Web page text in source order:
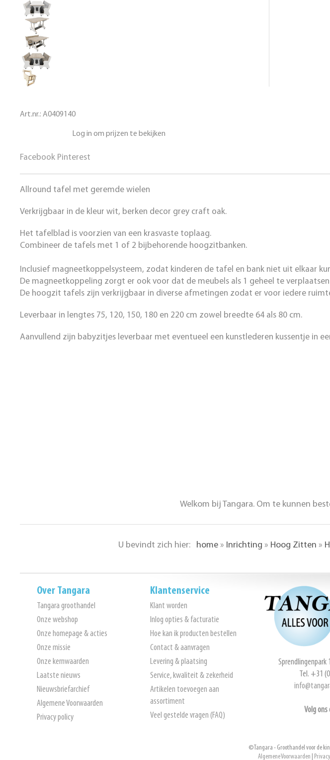
Art.nr.: A0409140
Log in om prijzen te bekijken
Facebook Pinterest
Allround tafel met geremde wielen
Verkrijgbaar in de kleur wit, berken decor grey craft oak.
Het tafelblad is voorzien van een krasvaste toplaag.
Combineer de tafels met 1 of 2 bijbehorende hoogzitbanken.
Inclusief magneetkoppelsysteem, zodat kinderen de tafel en bank niet uit elkaar
De magneetkoppeling zorgt er ook voor dat de meubels als 1 geheel te
De hoogzit tafels zijn verkrijgbaar in diverse afmetingen zodat er voor iedere
Leverbaar in lengtes 75, 120, 150, 180 en 220 cm zowel breedte 64 als 80 cm.
Aanvullend zijn babyzitjes leverbaar met eventueel een kunstlederen kussentje in
Welkom bij Tangara. Om te kunnen
U bevindt zich hier: home » Inrichting » Hoog Zitten »
Over Tangara
Tangara groothandel
Onze webshop
Onze homepage & acties
Onze missie
Onze kernwaarden
Laatste nieuws
Nieuwsbriefarchief
Algemene Voorwaarden
Privacy policy
Klantenservice
Klant worden
Inlog opties & facturatie
Hoe kan ik producten bestellen
Contact & aanvragen
Levering & plaatsing
Service, kwaliteit & zekerheid
Artikelen toevoegen aan
assortiment
Veel gestelde vragen (FAQ)
Sprendlingenpark
Tel. +31
Volg ons
© Tangara - Groothandel voor de
Algemene Voorwaarden